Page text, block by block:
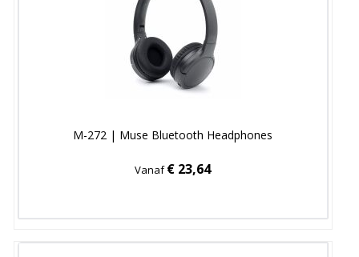
M-272 | Muse Bluetooth Headphones
Vanaf€ 23,64